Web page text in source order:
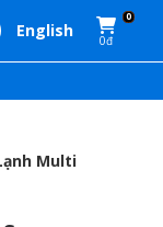
English
0
0đ
Multi